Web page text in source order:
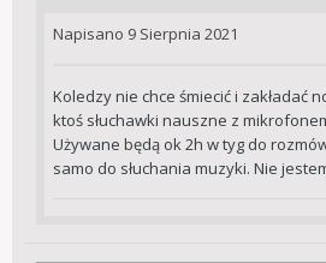
Napisano 9 Sierpnia 2021
Koledzy nie chce śmiecić i zakładać
ktoś słuchawki nauszne z
Używane będą ok 2h w tyg do
samo do słuchania muzyki. Nie